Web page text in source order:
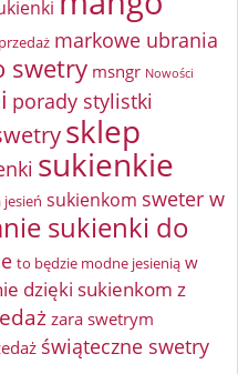
markowe ubrania
swetry msngr Nowości
porady stylistki
sklep
sukienkie
sukienkom sweter w
sukienki do
to będzie modne jesienią w
dzięki sukienkom z
zara swetrym
świąteczne swetry